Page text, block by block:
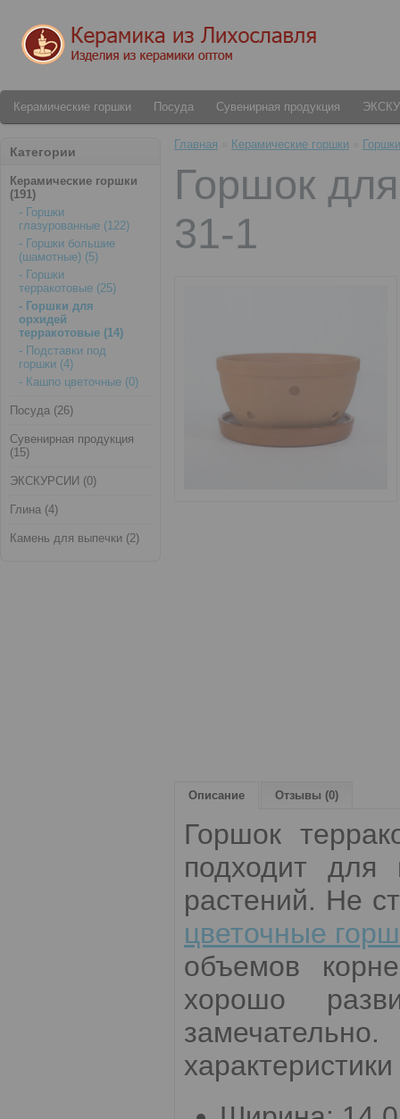
Керамические горшки Посуда Сувенирная продукция
Категории
Керамические горшки
(191)
- Горшки
глазурованные (122)
- Горшки большие
(шамотные) (5)
- Горшки
терракотовые (25)
- Горшки для
орхидей
терракотовые (14)
- Подставки под
горшки (4)
- Кашпо цветочные (0)
Посуда (26)
Сувенирная продукция
(15)
ЭКСКУРСИИ (0)
Глина (4)
Камень для выпечки (2)
Главная Керамические горшки
Горшок
31-1
Описание Отзывы (0)
Горшок
подходит для
растений. Не
цветочные
объемов
хорошо